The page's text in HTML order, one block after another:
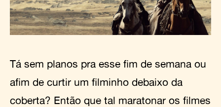
Tá sem planos pra esse fim de semana ou
afim de curtir um filminho debaixo da
coberta? Então que tal maratonar os filmes